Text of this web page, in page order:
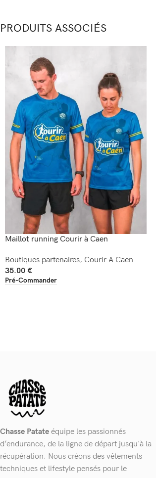
PRODUITS ASSOCIÉS
Maillot running Courir à Caen
Boutiques partenaires, Courir A Caen
35.00 €
Pré-Commander
Chasse Patate équipe les passionnés
d’endurance, de la ligne de départ jusqu'à la
récupération. Nous créons des vêtements
techniques et lifestyle pensés pour le